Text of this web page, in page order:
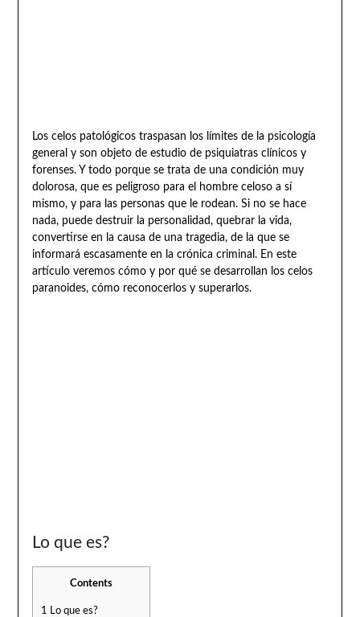
Los celos patológicos traspasan los límites de la psicología
general y son objeto de estudio de psiquiatras clínicos y
forenses. Y todo porque se trata de una condición muy
dolorosa, que es peligroso para el hombre celoso a sí
mismo, y para las personas que le rodean. Si no se hace
nada, puede destruir la personalidad, quebrar la vida,
convertirse en la causa de una tragedia, de la que se
informará escasamente en la crónica criminal. En este
artículo veremos cómo y por qué se desarrollan los celos
paranoides, cómo reconocerlos y superarlos.
Lo que es?
Contents
1 Lo que es?